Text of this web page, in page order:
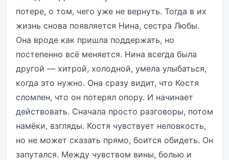
потере, о том, чего уже не вернуть. Тогда в их
жизнь снова появляется Нина, сестра Любы.
Она вроде как пришла поддержать, но
постепенно всё меняется. Нина всегда была
другой — хитрой, холодной, умела улыбаться,
когда это нужно. Она сразу видит, что Костя
сломлен, что он потерял опору. И начинает
действовать. Сначала просто разговоры, потом
намёки, взгляды. Костя чувствует неловкость,
но не может сказать прямо, боится обидеть. Он
запутался. Между чувством вины, болью и